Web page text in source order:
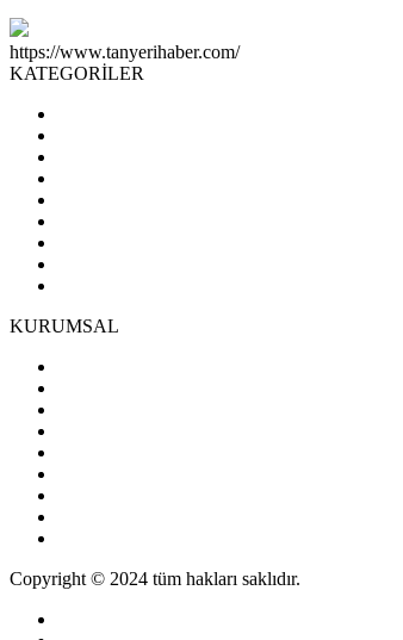
https://www.tanyerihaber.com/
KATEGORİLER
KURUMSAL
Copyright © 2024 tüm hakları saklıdır.